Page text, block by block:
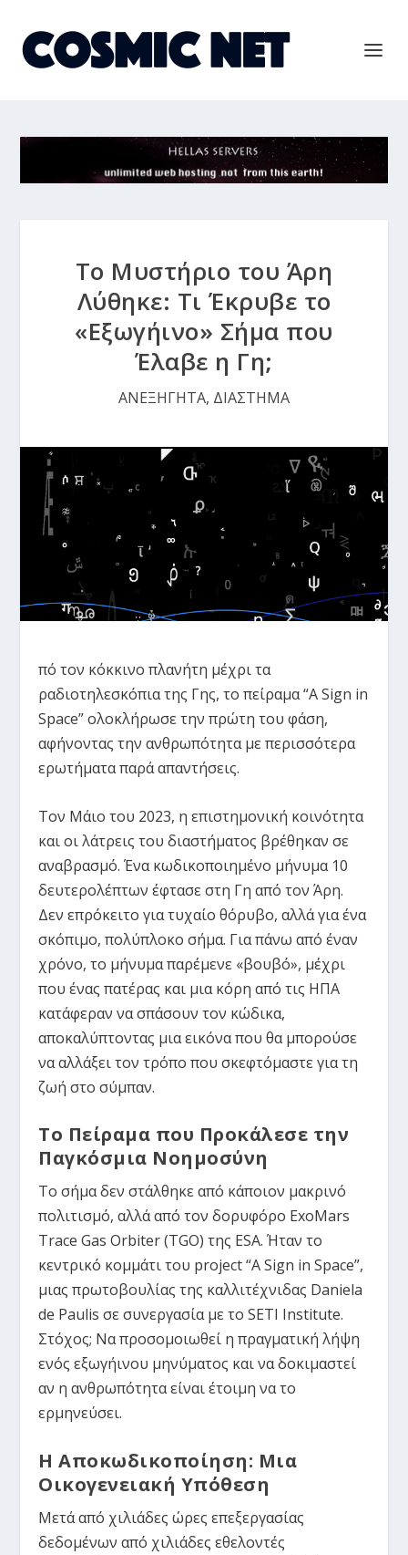
Το Μυστήριο του Άρη
Λύθηκε: Τι Έκρυβε το
«Εξωγήινο» Σήμα που
Έλαβε η Γη;
ΑΝΕΞΗΓΗΤΑ, ΔΙΑΣΤΗΜΑ
πό τον κόκκινο πλανήτη μέχρι τα
ραδιοτηλεσκόπια της Γης, το πείραμα “A Sign in
Space” ολοκλήρωσε την πρώτη του φάση,
αφήνοντας την ανθρωπότητα με περισσότερα
ερωτήματα παρά απαντήσεις.
Τον Μάιο του 2023, η επιστημονική κοινότητα
και οι λάτρεις του διαστήματος βρέθηκαν σε
αναβρασμό. Ένα κωδικοποιημένο μήνυμα 10
δευτερολέπτων έφτασε στη Γη από τον Άρη.
Δεν επρόκειτο για τυχαίο θόρυβο, αλλά για ένα
σκόπιμο, πολύπλοκο σήμα. Για πάνω από έναν
χρόνο, το μήνυμα παρέμενε «βουβό», μέχρι
που ένας πατέρας και μια κόρη από τις ΗΠΑ
κατάφεραν να σπάσουν τον κώδικα,
αποκαλύπτοντας μια εικόνα που θα μπορούσε
να αλλάξει τον τρόπο που σκεφτόμαστε για τη
ζωή στο σύμπαν.
Το Πείραμα που Προκάλεσε την
Παγκόσμια Νοημοσύνη
Το σήμα δεν στάλθηκε από κάποιον μακρινό
πολιτισμό, αλλά από τον δορυφόρο ExoMars
Trace Gas Orbiter (TGO) της ESA. Ήταν το
κεντρικό κομμάτι του project“A Sign in Space”,
μιας πρωτοβουλίας της καλλιτέχνιδας Daniela
de Paulis σε συνεργασία με το SETI Institute.
Στόχος; Να προσομοιωθεί η πραγματική λήψη
ενός εξωγήινου μηνύματος και να δοκιμαστεί
αν η ανθρωπότητα είναι έτοιμη να το
ερμηνεύσει.
Η Αποκωδικοποίηση: Μια
Οικογενειακή Υπόθεση
Μετά από χιλιάδες ώρες επεξεργασίας
δεδομένων από χιλιάδες εθελοντές